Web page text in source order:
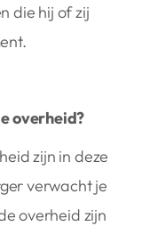
die hij of zij
overheid?
zijn in deze
verwacht je
overheid zijn